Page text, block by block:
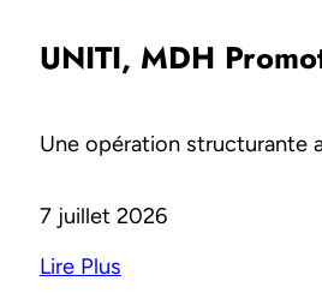
UNITI, MDH
Une opération structurante
7 juillet 2026
Lire Plus